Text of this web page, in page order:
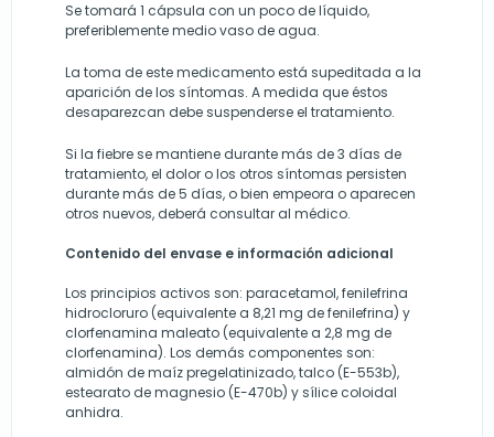
Se tomará 1 cápsula con un poco de líquido,
preferiblemente medio vaso de agua.
La toma de este medicamento está supeditada a la
aparición de los síntomas. A medida que éstos
desaparezcan debe suspenderse el tratamiento.
Si la fiebre se mantiene durante más de 3 días de
tratamiento, el dolor o los otros síntomas persisten
durante más de 5 días, o bien empeora o aparecen
otros nuevos, deberá consultar al médico.
Contenido del envase e información adicional
Los principios activos son: paracetamol, fenilefrina
hidrocloruro (equivalente a 8,21 mg de fenilefrina) y
clorfenamina maleato (equivalente a 2,8 mg de
clorfenamina). Los demás componentes son:
almidón de maíz pregelatinizado, talco (E-553b),
estearato de magnesio (E-470b) y sílice coloidal
anhidra.